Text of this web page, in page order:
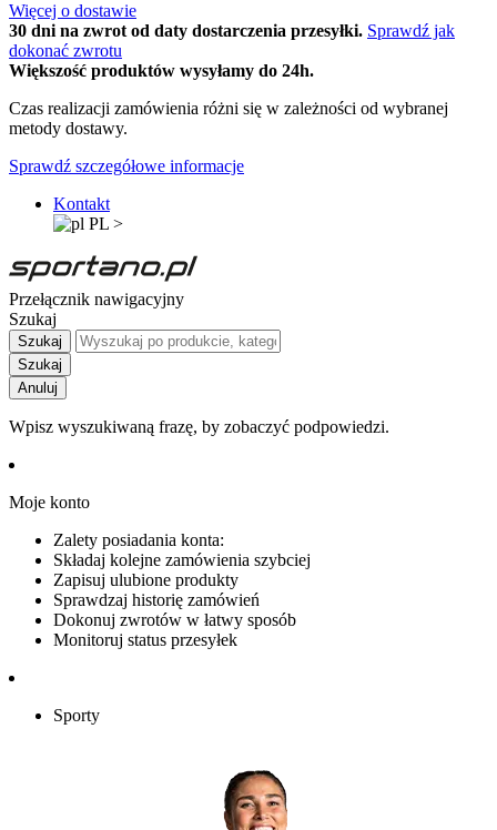
Więcej o dostawie
30 dni na zwrot od daty dostarczenia przesyłki. Sprawdź jak
dokonać zwrotu
Większość produktów wysyłamy do 24h.
Czas realizacji zamówienia różni się w zależności od wybranej
metody dostawy.
Sprawdź szczegółowe informacje
Kontakt
PL >
Przełącznik nawigacyjny
Szukaj
Szukaj
Szukaj
Anuluj
Wpisz wyszukiwaną frazę, by zobaczyć podpowiedzi.
Moje konto
Zalety posiadania konta:
Składaj kolejne zamówienia szybciej
Zapisuj ulubione produkty
Sprawdzaj historię zamówień
Dokonuj zwrotów w łatwy sposób
Monitoruj status przesyłek
Sporty